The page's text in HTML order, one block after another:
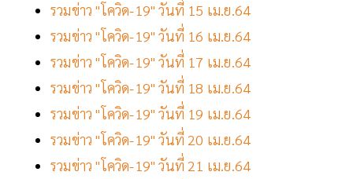
รวมข่าว "โควิด-19" วันที่ 15 เม.ย.64
รวมข่าว "โควิด-19" วันที่ 16 เม.ย.64
รวมข่าว "โควิด-19" วันที่ 17 เม.ย.64
รวมข่าว "โควิด-19" วันที่ 18 เม.ย.64
รวมข่าว "โควิด-19" วันที่ 19 เม.ย.64
รวมข่าว "โควิด-19" วันที่ 20 เม.ย.64
รวมข่าว "โควิด-19" วันที่ 21 เม.ย.64